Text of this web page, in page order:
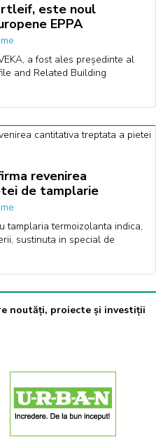
este noul
EPPA
a fost ales președinte al
and Related Building
revenirea
de tamplarie
tamplaria termoizolanta indica,
sustinuta in special de
noutăți, proiecte și investiții